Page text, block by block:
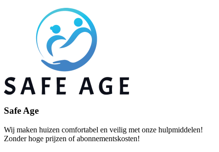
Safe Age
Wij maken huizen comfortabel en veilig met onze hulpmiddelen!
Zonder hoge prijzen of abonnementskosten!